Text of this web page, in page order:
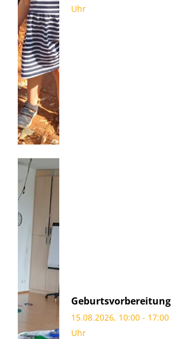
Uhr
Geburtsvorbereitung
15.08.2026, 10:00 - 17:00
Uhr